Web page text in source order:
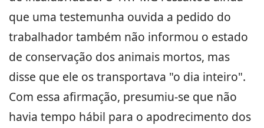
que uma testemunha ouvida a pedido do
trabalhador também não informou o estado
de conservação dos animais mortos, mas
disse que ele os transportava "o dia inteiro".
Com essa afirmação, presumiu-se que não
havia tempo hábil para o apodrecimento dos